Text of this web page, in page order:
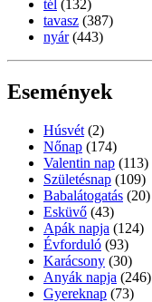
tél (132)
tavasz (387)
nyár (443)
Események
Húsvét (2)
Nőnap (174)
Valentin nap (113)
Születésnap (109)
Babalátogatás (20)
Esküvő (43)
Apák napja (124)
Évforduló (93)
Karácsony (30)
Anyák napja (246)
Gyereknap (73)